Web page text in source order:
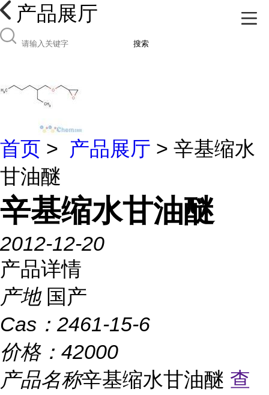
产品展厅
搜索
首页 > 产品展厅 > 辛基缩水
甘油醚
辛基缩水甘油醚
2012-12-20
产品详情
产地 国产
Cas： 2461-15-6
价格： 42000
产品名称辛基缩水甘油醚 查